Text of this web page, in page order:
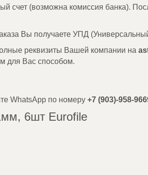
счет (возможна комиссия банка).
Вы получаете УПД
реквизиты Вашей компании на
для Вас способом.
WhatsApp по номеру +7 (903)-958-
6шт Eurofile